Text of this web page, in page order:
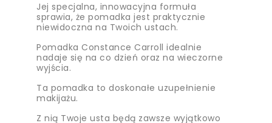
Jej specjalna, innowacyjna formuła
sprawia, że ​​pomadka jest praktycznie
niewidoczna na Twoich ustach.
Pomadka Constance Carroll idealnie
nadaje się na co dzień oraz na wieczorne
wyjścia.
Ta pomadka to doskonałe uzupełnienie
makijażu.
Z nią Twoje usta będą zawsze wyjątkowo